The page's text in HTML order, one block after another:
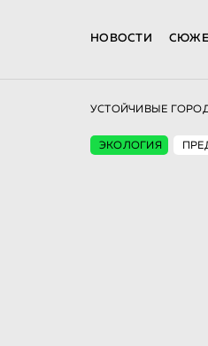
НОВОСТИ
УСТОЙЧИВЫЕ
ЭКОЛОГИЯ